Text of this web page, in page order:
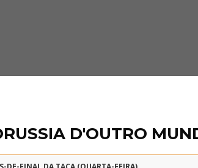
D'OUTRO